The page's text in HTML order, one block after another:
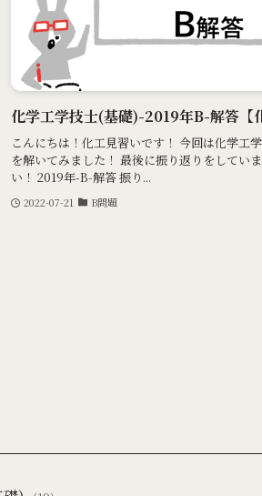
化学工学技士(基礎)-2019年B-解答【
こんにちは！化工見習いです！ 今回は化学工
を解いてみました！ 最後に振り返りをしてい
い！ 2019年-B-解答 振り...
2022-07-21 B問題